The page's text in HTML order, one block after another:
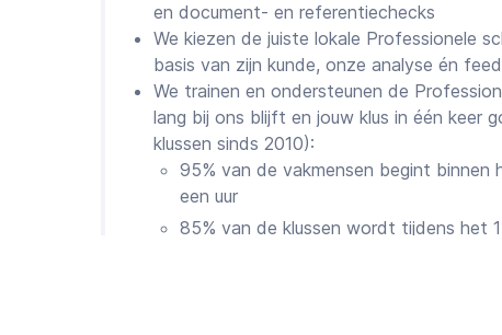
en document- en referentiechecks
We kiezen de juiste lokale Professionele
basis van zijn kunde, onze analyse én
We trainen en ondersteunen de
lang bij ons blijft en jouw klus in één keer
klussen sinds 2010):
95% van de vakmensen begint binnen
een uur
85% van de klussen wordt tijdens het 1